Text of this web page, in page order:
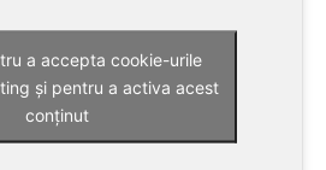
a accepta cookie-urile
și pentru a activa acest
conținut